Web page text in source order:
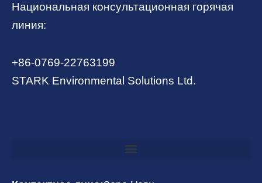
Национальная консультационная горячая
линия:
+86-0769-22763199
STARK Environmental Solutions Ltd.